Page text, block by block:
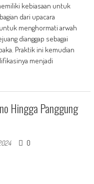
kebiasaan untuk
dari upacara
menghormati arwah
dianggap sebagai
Praktik ini kemudian
menjadi
Hingga Panggung
0